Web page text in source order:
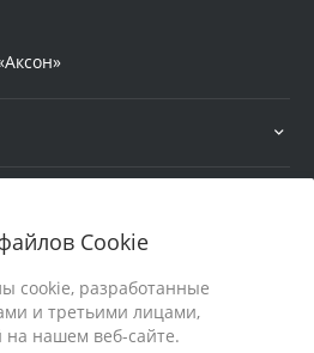
Cookie
cookie, разработанные
и третьими лицами,
на нашем веб-сайте.